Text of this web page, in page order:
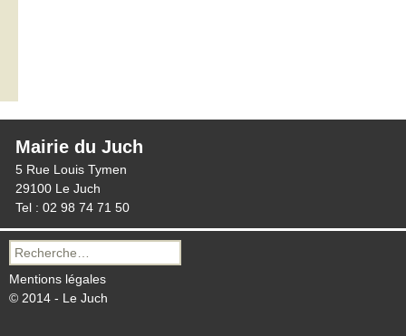
Mairie du Juch
5 Rue Louis Tymen
29100 Le Juch
Tel : 02 98 74 71 50
Recherche
pour :
Mentions légales
© 2014 - Le Juch